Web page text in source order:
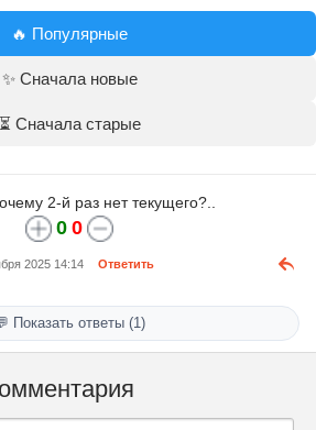
🔥 Популярные
✨ Сначала новые
⏳ Сначала старые
2-й раз нет текущего?..
0 0
2025 14:14 Ответить
Показать ответы (1)